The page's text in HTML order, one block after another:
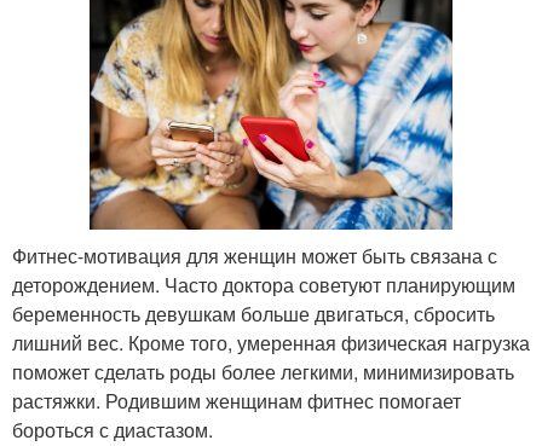
Фитнес-мотивация для женщин может быть связана с
деторождением. Часто доктора советуют планирующим
беременность девушкам больше двигаться, сбросить
лишний вес. Кроме того, умеренная физическая нагрузка
поможет сделать роды более легкими, минимизировать
растяжки. Родившим женщинам фитнес помогает
бороться с диастазом.